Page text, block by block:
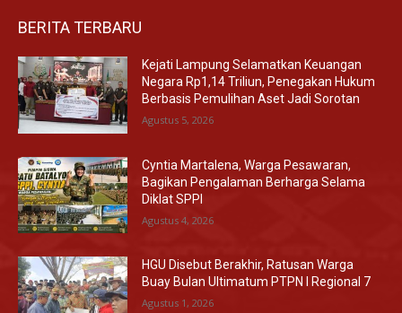
BERITA TERBARU
Kejati Lampung Selamatkan Keuangan
Negara Rp1,14 Triliun, Penegakan Hukum
Berbasis Pemulihan Aset Jadi Sorotan
Agustus 5, 2026
Cyntia Martalena, Warga Pesawaran,
Bagikan Pengalaman Berharga Selama
Diklat SPPI
Agustus 4, 2026
HGU Disebut Berakhir, Ratusan Warga
Buay Bulan Ultimatum PTPN I Regional 7
Agustus 1, 2026